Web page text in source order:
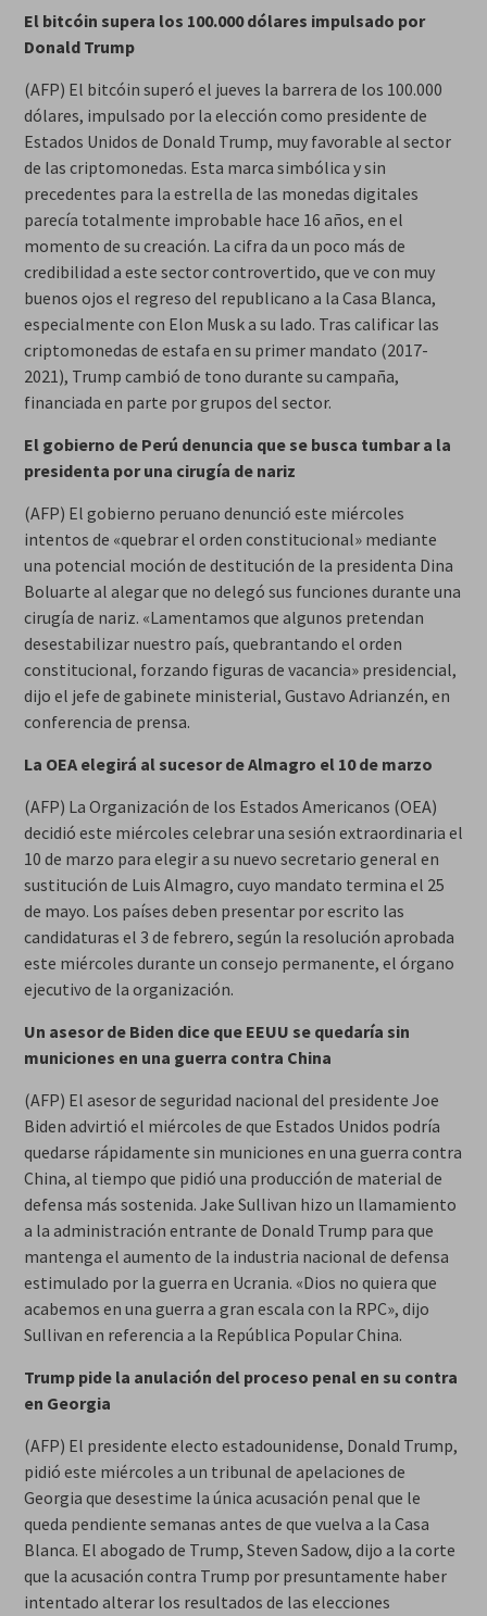
El bitcóin supera los 100.000 dólares impulsado por
Donald Trump
(AFP) El bitcóin superó el jueves la barrera de los 100.000
dólares, impulsado por la elección como presidente de
Estados Unidos de Donald Trump, muy favorable al sector
de las criptomonedas. Esta marca simbólica y sin
precedentes para la estrella de las monedas digitales
parecía totalmente improbable hace 16 años, en el
momento de su creación. La cifra da un poco más de
credibilidad a este sector controvertido, que ve con muy
buenos ojos el regreso del republicano a la Casa Blanca,
especialmente con Elon Musk a su lado. Tras calificar las
criptomonedas de estafa en su primer mandato (2017-
2021), Trump cambió de tono durante su campaña,
financiada en parte por grupos del sector.
El gobierno de Perú denuncia que se busca tumbar a la
presidenta por una cirugía de nariz
(AFP) El gobierno peruano denunció este miércoles
intentos de «quebrar el orden constitucional» mediante
una potencial moción de destitución de la presidenta Dina
Boluarte al alegar que no delegó sus funciones durante una
cirugía de nariz. «Lamentamos que algunos pretendan
desestabilizar nuestro país, quebrantando el orden
constitucional, forzando figuras de vacancia» presidencial,
dijo el jefe de gabinete ministerial, Gustavo Adrianzén, en
conferencia de prensa.
La OEA elegirá al sucesor de Almagro el 10 de marzo
(AFP) La Organización de los Estados Americanos (OEA)
decidió este miércoles celebrar una sesión extraordinaria el
10 de marzo para elegir a su nuevo secretario general en
sustitución de Luis Almagro, cuyo mandato termina el 25
de mayo. Los países deben presentar por escrito las
candidaturas el 3 de febrero, según la resolución aprobada
este miércoles durante un consejo permanente, el órgano
ejecutivo de la organización.
Un asesor de Biden dice que EEUU se quedaría sin
municiones en una guerra contra China
(AFP) El asesor de seguridad nacional del presidente Joe
Biden advirtió el miércoles de que Estados Unidos podría
quedarse rápidamente sin municiones en una guerra contra
China, al tiempo que pidió una producción de material de
defensa más sostenida. Jake Sullivan hizo un llamamiento
a la administración entrante de Donald Trump para que
mantenga el aumento de la industria nacional de defensa
estimulado por la guerra en Ucrania. «Dios no quiera que
acabemos en una guerra a gran escala con la RPC», dijo
Sullivan en referencia a la República Popular China.
Trump pide la anulación del proceso penal en su contra
en Georgia
(AFP) El presidente electo estadounidense, Donald Trump,
pidió este miércoles a un tribunal de apelaciones de
Georgia que desestime la única acusación penal que le
queda pendiente semanas antes de que vuelva a la Casa
Blanca. El abogado de Trump, Steven Sadow, dijo a la corte
que la acusación contra Trump por presuntamente haber
intentado alterar los resultados de las elecciones